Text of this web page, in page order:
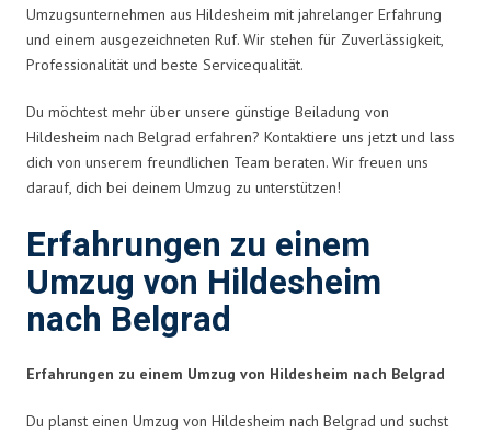
Umzugsunternehmen aus Hildesheim mit jahrelanger Erfahrung
und einem ausgezeichneten Ruf. Wir stehen für Zuverlässigkeit,
Professionalität und beste Servicequalität.
Du möchtest mehr über unsere günstige Beiladung von
Hildesheim nach Belgrad erfahren? Kontaktiere uns jetzt und lass
dich von unserem freundlichen Team beraten. Wir freuen uns
darauf, dich bei deinem Umzug zu unterstützen!
Erfahrungen zu einem
Umzug von Hildesheim
nach Belgrad
Erfahrungen zu einem Umzug von Hildesheim nach Belgrad
Du planst einen Umzug von Hildesheim nach Belgrad und suchst